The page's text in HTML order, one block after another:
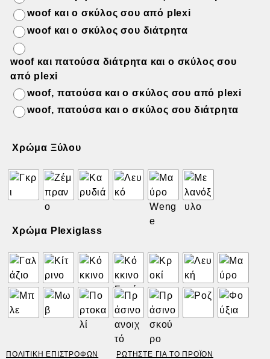
woof και ο σκύλος σου από plexi
woof και ο σκύλος σου διάτρητα
woof και πατούσα διάτρητα και ο σκύλος σου
από plexi
woof, πατούσα και ο σκύλος σου από plexi
woof, πατούσα και ο σκύλος σου διάτρητα
Χρώμα Ξύλου
Χρώμα Plexiglass
ΠΟΛΙΤΙΚΗ ΕΠΙΣΤΡΟΦΩΝ ΡΩΤΗΣΤΕ ΓΙΑ ΤΟ ΠΡΟΪΟΝ